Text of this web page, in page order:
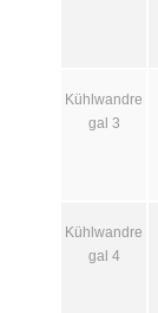
Kühlwandre
gal 3
Kühlwandre
gal 4